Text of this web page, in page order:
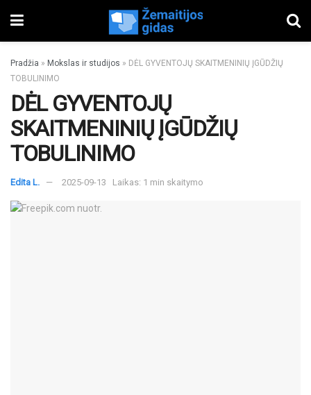
Pradžia » Mokslas ir studijos » DĖL GYVENTOJŲ SKAITMENINIŲ ĮGŪDŽIŲ
TOBULINIMO
DĖL GYVENTOJŲ
SKAITMENINIŲ ĮGŪDŽIŲ
TOBULINIMO
Edita L. 2025-09-13 Laikas: 1 min skaitymo